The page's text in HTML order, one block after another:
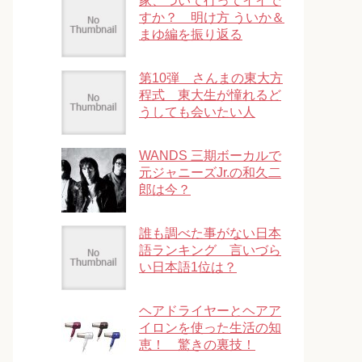
すか？ 明け方 ういか＆
まゆ編を振り返る
第10弾 さんまの東大方
程式 東大生が憧れるど
うしても会いたい人
WANDS 三期ボーカルで
元ジャニーズJr.の和久二
郎は今？
誰も調べた事がない日本
語ランキング 言いづら
い日本語1位は？
ヘアドライヤーとヘアア
イロンを使った生活の知
恵！ 驚きの裏技！